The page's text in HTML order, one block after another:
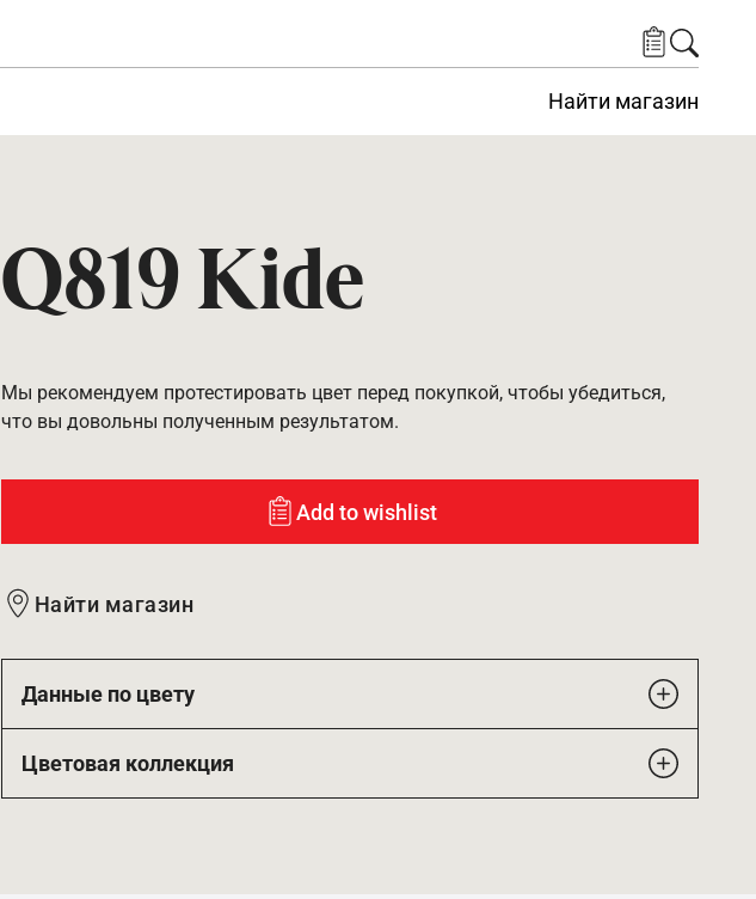
Найти магазин
Q819 Kide
Мы рекомендуем протестировать цвет перед покупкой, чтобы убедиться,
что вы довольны полученным результатом.
Add to wishlist
Найти магазин
Данные по цвету
Цветовая коллекция